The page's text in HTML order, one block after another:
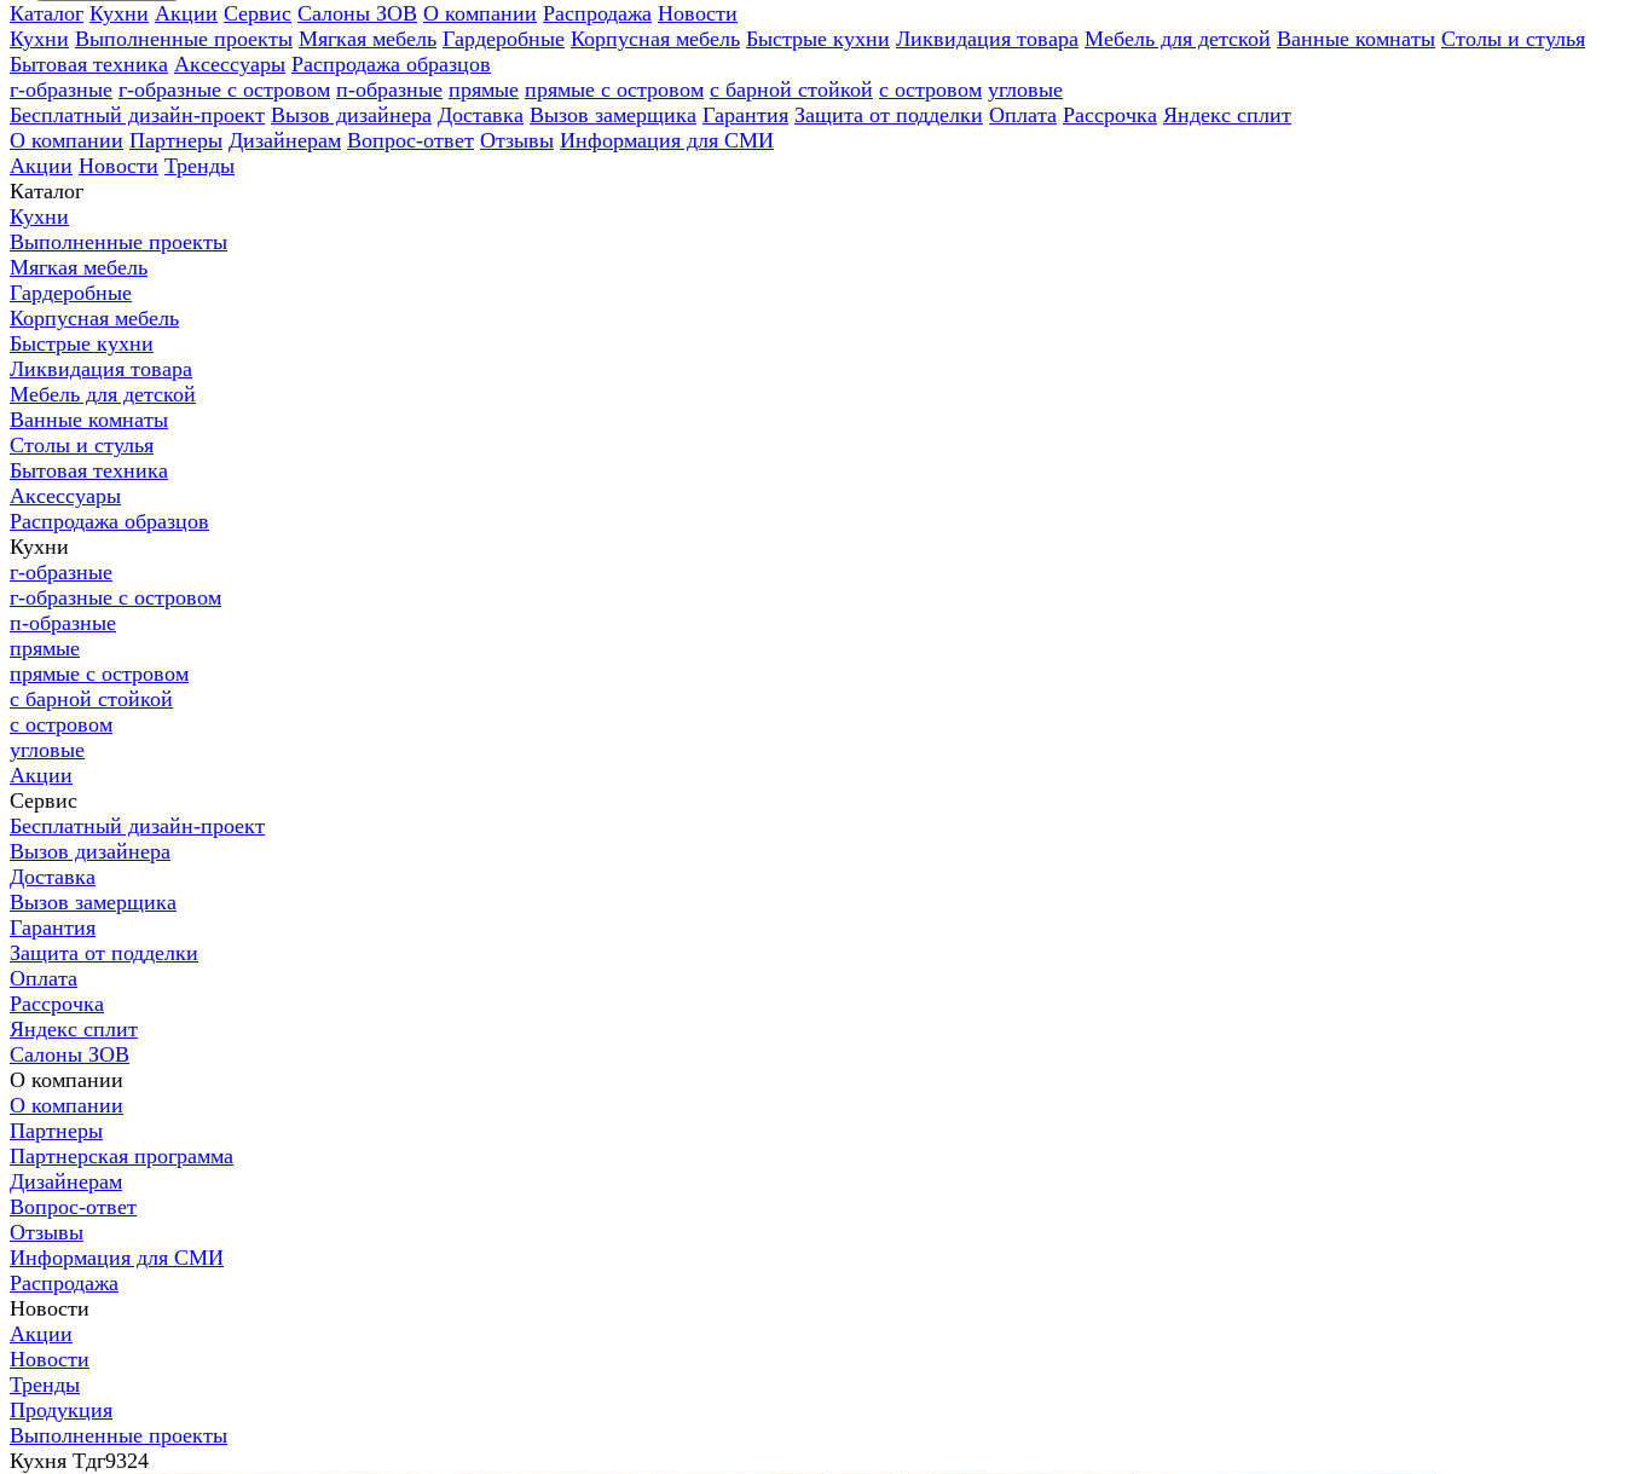
Каталог Кухни Акции Сервис Салоны ЗОВ О компании Распродажа Новости
Кухни Выполненные проекты Мягкая мебель Гардеробные Корпусная мебель Быстрые кухни Ликвидация товара Мебель для детской Ванные комнаты Столы и стулья
Бытовая техника Аксессуары Распродажа образцов
г-образные г-образные с островом п-образные прямые прямые с островом с барной стойкой с островом угловые
Бесплатный дизайн-проект Вызов дизайнера Доставка Вызов замерщика Гарантия Защита от подделки Оплата Рассрочка Яндекс сплит
О компании Партнеры Дизайнерам Вопрос-ответ Отзывы Информация для СМИ
Акции Новости Тренды
Каталог
Кухни
Выполненные проекты
Мягкая мебель
Гардеробные
Корпусная мебель
Быстрые кухни
Ликвидация товара
Мебель для детской
Ванные комнаты
Столы и стулья
Бытовая техника
Аксессуары
Распродажа образцов
Кухни
г-образные
г-образные с островом
п-образные
прямые
прямые с островом
с барной стойкой
с островом
угловые
Акции
Сервис
Бесплатный дизайн-проект
Вызов дизайнера
Доставка
Вызов замерщика
Гарантия
Защита от подделки
Оплата
Рассрочка
Яндекс сплит
Салоны ЗОВ
О компании
О компании
Партнеры
Партнерская программа
Дизайнерам
Вопрос-ответ
Отзывы
Информация для СМИ
Распродажа
Новости
Акции
Новости
Тренды
Продукция
Выполненные проекты
Кухня Тдг9324